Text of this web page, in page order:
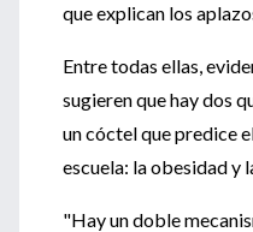
que explican los
Entre todas ellas,
sugieren que hay dos
un cóctel que predice
escuela: la obesidad y
"Hay un doble